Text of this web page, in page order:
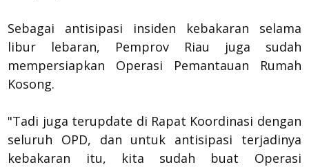
Sebagai antisipasi insiden kebakaran selama
libur lebaran, Pemprov Riau juga sudah
mempersiapkan Operasi Pemantauan Rumah
Kosong.
"Tadi juga terupdate di Rapat Koordinasi dengan
seluruh OPD, dan untuk antisipasi terjadinya
kebakaran itu, kita sudah buat Operasi